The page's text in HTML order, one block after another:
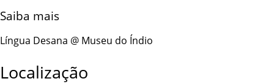
Saiba mais
Língua Desana @ Museu do Índio
Localização